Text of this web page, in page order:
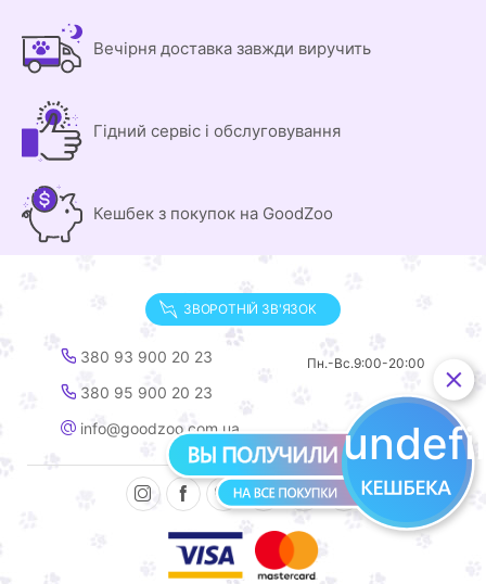
Вечірня доставка завжди виручить
Гідний сервіс і обслуговування
Кешбек з покупок на GoodZoo
ЗВОРОТНІЙ ЗВ'ЯЗОК
380 93 900 20 23
380 95 900 20 23
info@goodzoo.com.ua
Пн.-Вс.9:00-20:00